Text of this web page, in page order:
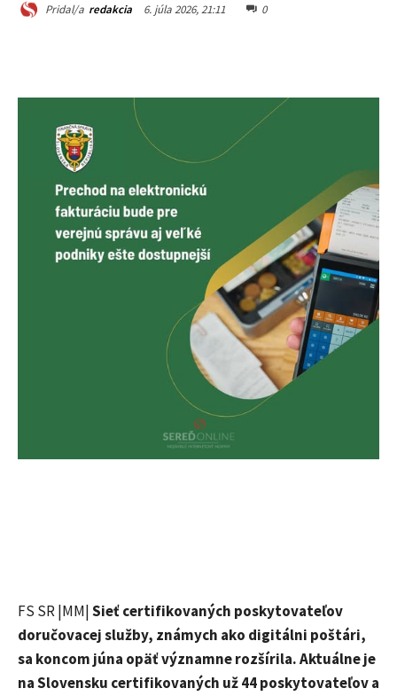
Pridal/a redakcia 6. júla 2026, 21:11 0
FS SR |MM|Sieť certifikovaných poskytovateľov
doručovacej služby, známych ako digitálni poštári,
sa koncom júna opäť významne rozšírila. Aktuálne je
na Slovensku certifikovaných už 44 poskytovateľov a